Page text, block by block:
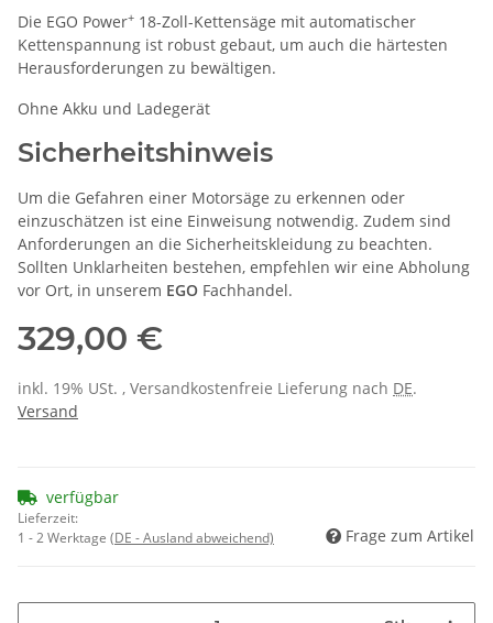
Die EGO Power+ 18-Zoll-Kettensäge mit automatischer
Kettenspannung ist robust gebaut, um auch die härtesten
Herausforderungen zu bewältigen.
Ohne Akku und Ladegerät
Sicherheitshinweis
Um die Gefahren einer Motorsäge zu erkennen oder
einzuschätzen ist eine Einweisung notwendig. Zudem sind
Anforderungen an die Sicherheitskleidung zu beachten.
Sollten Unklarheiten bestehen, empfehlen wir eine Abholung
vor Ort, in unserem EGO Fachhandel.
329,00 €
inkl. 19% USt. , Versandkostenfreie Lieferung nach DE.
Versand
verfügbar
Lieferzeit:
1 - 2 Werktage (DE - Ausland abweichend) Frage zum Artikel